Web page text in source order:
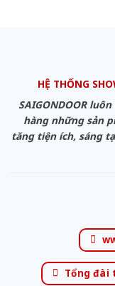
HỆ THỐNG
SAIGONDOOR
hàng những sản
tăng tiện ích, sáng
Tổng đài